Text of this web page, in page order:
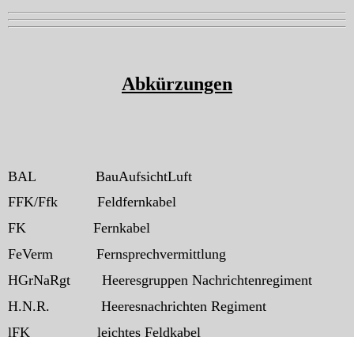
Abkürzungen
BAL
BauAufsichtLuft
FFK/Ffk
Feldfernkabel
FK
Fernkabel
FeVerm
Fernsprechvermittlung
HGrNaRgt
Heeresgruppen Nachrichtenregiment
H.N.R.
Heeresnachrichten Regiment
lFK
leichtes Feldkabel